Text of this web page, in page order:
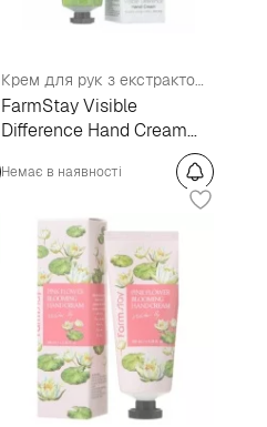
Крем для рук з екстрактом алое
FarmStay Visible
Difference Hand Cream
Немає в наявності